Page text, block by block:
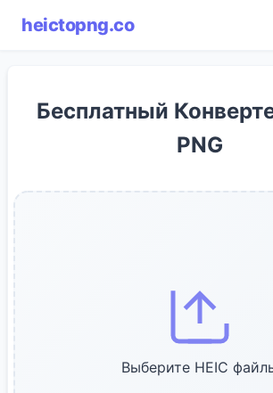
heictopng.co
Бесплатный
PNG
Выберите HEIC